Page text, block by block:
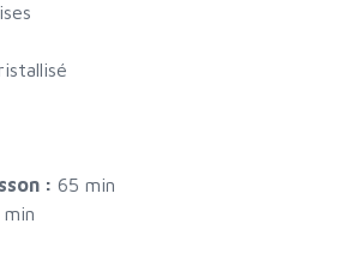
: 65 min
min